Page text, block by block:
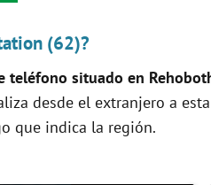
(62)?
teléfono situado en
desde el extranjero a
que indica la región.